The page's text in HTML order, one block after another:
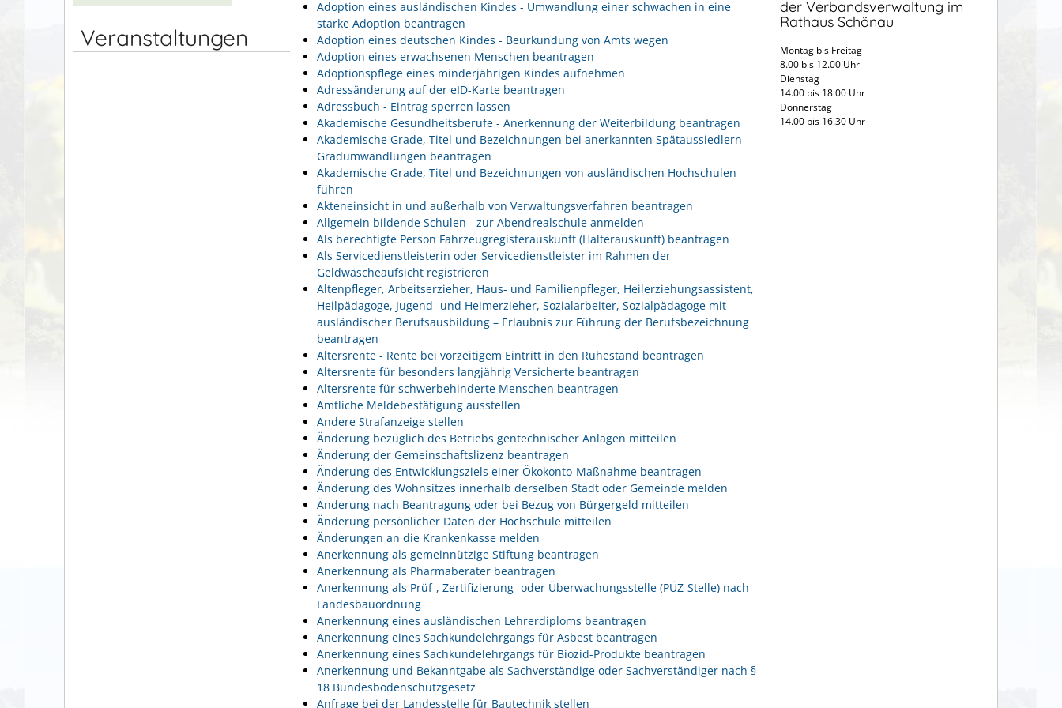
Veranstaltungen
Adoption eines ausländischen Kindes - Umwandlung einer schwachen in eine
starke Adoption beantragen
Adoption eines deutschen Kindes - Beurkundung von Amts wegen
Adoption eines erwachsenen Menschen beantragen
Adoptionspflege eines minderjährigen Kindes aufnehmen
Adressänderung auf der eID-Karte beantragen
Adressbuch - Eintrag sperren lassen
Akademische Gesundheitsberufe - Anerkennung der Weiterbildung beantragen
Akademische Grade, Titel und Bezeichnungen bei anerkannten Spätaussiedlern -
Gradumwandlungen beantragen
Akademische Grade, Titel und Bezeichnungen von ausländischen Hochschulen
führen
Akteneinsicht in und außerhalb von Verwaltungsverfahren beantragen
Allgemein bildende Schulen - zur Abendrealschule anmelden
Als berechtigte Person Fahrzeugregisterauskunft (Halterauskunft) beantragen
Als Servicedienstleisterin oder Servicedienstleister im Rahmen der
Geldwäscheaufsicht registrieren
Altenpfleger, Arbeitserzieher, Haus- und Familienpfleger, Heilerziehungsassistent,
Heilpädagoge, Jugend- und Heimerzieher, Sozialarbeiter, Sozialpädagoge mit
ausländischer Berufsausbildung – Erlaubnis zur Führung der Berufsbezeichnung
beantragen
Altersrente - Rente bei vorzeitigem Eintritt in den Ruhestand beantragen
Altersrente für besonders langjährig Versicherte beantragen
Altersrente für schwerbehinderte Menschen beantragen
Amtliche Meldebestätigung ausstellen
Andere Strafanzeige stellen
Änderung bezüglich des Betriebs gentechnischer Anlagen mitteilen
Änderung der Gemeinschaftslizenz beantragen
Änderung des Entwicklungsziels einer Ökokonto-Maßnahme beantragen
Änderung des Wohnsitzes innerhalb derselben Stadt oder Gemeinde melden
Änderung nach Beantragung oder bei Bezug von Bürgergeld mitteilen
Änderung persönlicher Daten der Hochschule mitteilen
Änderungen an die Krankenkasse melden
Anerkennung als gemeinnützige Stiftung beantragen
Anerkennung als Pharmaberater beantragen
Anerkennung als Prüf-, Zertifizierung- oder Überwachungsstelle (PÜZ-Stelle) nach
Landesbauordnung
Anerkennung eines ausländischen Lehrerdiploms beantragen
Anerkennung eines Sachkundelehrgangs für Asbest beantragen
Anerkennung eines Sachkundelehrgangs für Biozid-Produkte beantragen
Anerkennung und Bekanntgabe als Sachverständige oder Sachverständiger nach §
18 Bundesbodenschutzgesetz
Anfrage bei der Landesstelle für Bautechnik stellen
der Verbandsverwaltung im
Rathaus Schönau
Montag bis Freitag
8.00 bis 12.00 Uhr
Dienstag
14.00 bis 18.00 Uhr
Donnerstag
14.00 bis 16.30 Uhr